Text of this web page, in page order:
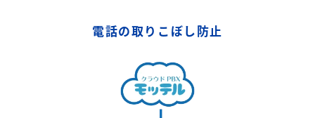
電話の取りこぼし防止